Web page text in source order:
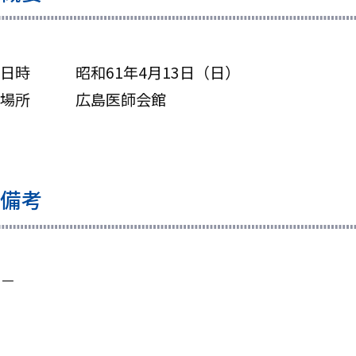
日時 昭和61年4月13日（日）
場所 広島医師会館
備考
－